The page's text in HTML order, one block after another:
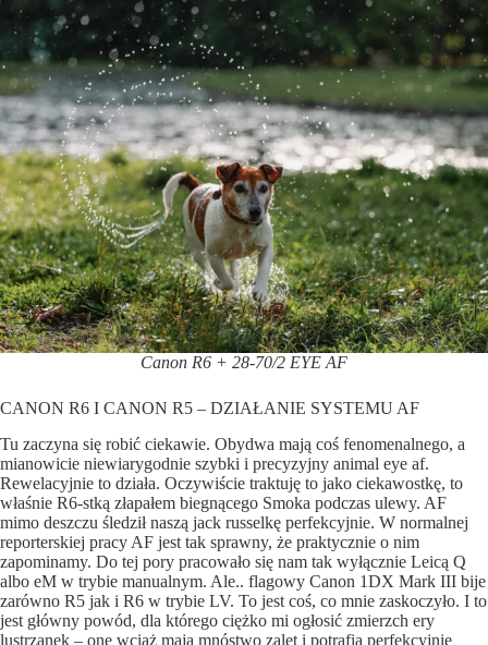
Canon R6 + 28-70/2 EYE AF
CANON R6 I CANON R5 – DZIAŁANIE SYSTEMU AF
Tu zaczyna się robić ciekawie. Obydwa mają coś fenomenalnego, a
mianowicie niewiarygodnie szybki i precyzyjny animal eye af.
Rewelacyjnie to działa. Oczywiście traktuję to jako ciekawostkę, to
właśnie R6-stką złapałem biegnącego Smoka podczas ulewy. AF
mimo deszczu śledził naszą jack russelkę perfekcyjnie. W normalnej
reporterskiej pracy AF jest tak sprawny, że praktycznie o nim
zapominamy. Do tej pory pracowało się nam tak wyłącznie Leicą Q
albo eM w trybie manualnym. Ale.. flagowy Canon 1DX Mark III bije
zarówno R5 jak i R6 w trybie LV. To jest coś, co mnie zaskoczyło. I to
jest główny powód, dla którego ciężko mi ogłosić zmierzch ery
lustrzanek – one wciąż mają mnóstwo zalet i potrafią perfekcyjnie